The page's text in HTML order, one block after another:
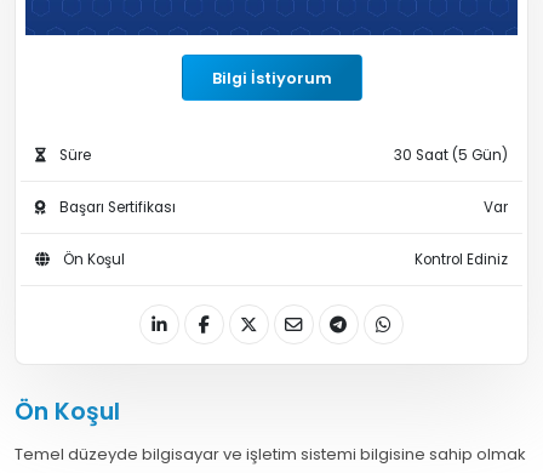
Bilgi İstiyorum
Süre 30 Saat (5 Gün)
Başarı Sertifikası Var
Ön Koşul Kontrol Ediniz
Ön Koşul
Temel düzeyde bilgisayar ve işletim sistemi bilgisine sahip olmak